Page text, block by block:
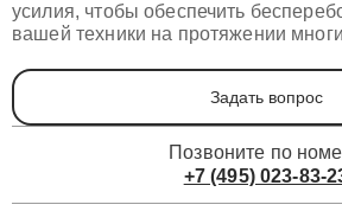
усилия, чтобы обеспечить
вашей техники на протяжении
Задать вопрос
Позвоните по
+7 (495) 023-83-